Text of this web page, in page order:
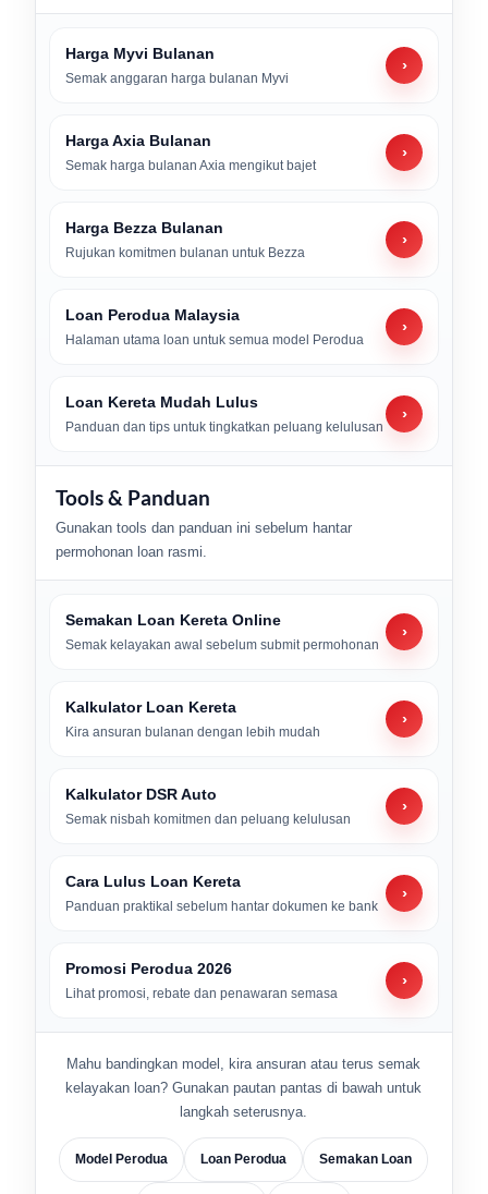
Harga Myvi Bulanan
Semak anggaran harga bulanan Myvi
›
Harga Axia Bulanan
Semak harga bulanan Axia mengikut bajet
›
Harga Bezza Bulanan
Rujukan komitmen bulanan untuk Bezza
›
Loan Perodua Malaysia
Halaman utama loan untuk semua model Perodua
›
Loan Kereta Mudah Lulus
Panduan dan tips untuk tingkatkan peluang kelulusan
›
Tools & Panduan
Gunakan tools dan panduan ini sebelum hantar
permohonan loan rasmi.
Semakan Loan Kereta Online
Semak kelayakan awal sebelum submit permohonan
›
Kalkulator Loan Kereta
Kira ansuran bulanan dengan lebih mudah
›
Kalkulator DSR Auto
Semak nisbah komitmen dan peluang kelulusan
›
Cara Lulus Loan Kereta
Panduan praktikal sebelum hantar dokumen ke bank
›
Promosi Perodua 2026
Lihat promosi, rebate dan penawaran semasa
›
Mahu bandingkan model, kira ansuran atau terus semak
kelayakan loan? Gunakan pautan pantas di bawah untuk
langkah seterusnya.
Model Perodua Loan Perodua Semakan Loan